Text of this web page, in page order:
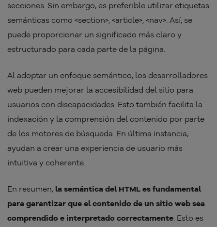
secciones. Sin embargo, es preferible utilizar etiquetas
semánticas como <section>, <article>, <nav>. Así, se
puede proporcionar un significado más claro y
estructurado para cada parte de la página.
Al adoptar un enfoque semántico, los desarrolladores
web pueden mejorar la accesibilidad del sitio para
usuarios con discapacidades. Esto también facilita la
indexación y la comprensión del contenido por parte
de los motores de búsqueda. En última instancia,
ayudan a crear una experiencia de usuario más
intuitiva y coherente.
En resumen, la semántica del HTML es fundamental
para garantizar que el contenido de un sitio web sea
comprendido e interpretado correctamente. Esto es